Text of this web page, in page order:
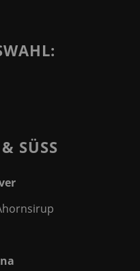
SÜSS